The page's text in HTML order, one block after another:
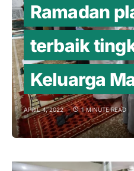
Ramadan
terbaik
Keluarga
APRIL 4, 2022 1 MINUTE READ